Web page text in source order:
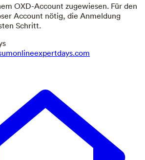
OXD-Account zugewiesen. Für den
Account nötig, die Anmeldung
Schritt.
onlineexpertdays.com